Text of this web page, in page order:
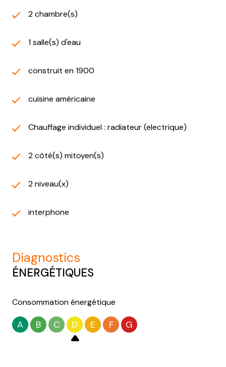
2 chambre(s)
1 salle(s) d'eau
construit en 1900
cuisine américaine
Chauffage individuel : radiateur (electrique)
2 côté(s) mitoyen(s)
2 niveau(x)
interphone
diagnostics
ÉNERGÉTIQUES
Consommation énergétique
A B C D E F G